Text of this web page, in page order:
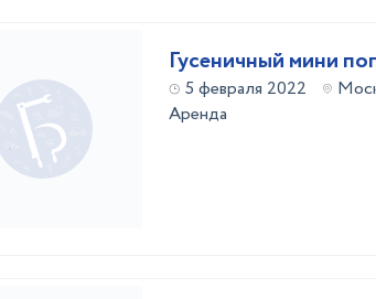
Гусеничный мини
5 февраля 2022
Аренда